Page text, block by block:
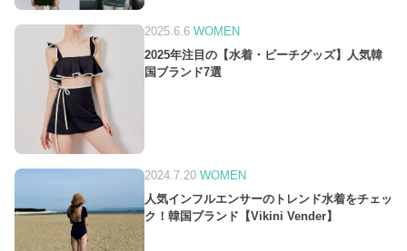
2025.6.6 WOMEN
2025年注目の【水着・ビーチグッズ】人気韓
国ブランド7選
2024.7.20 WOMEN
人気インフルエンサーのトレンド水着をチェッ
ク！韓国ブランド【Vikini Vender】